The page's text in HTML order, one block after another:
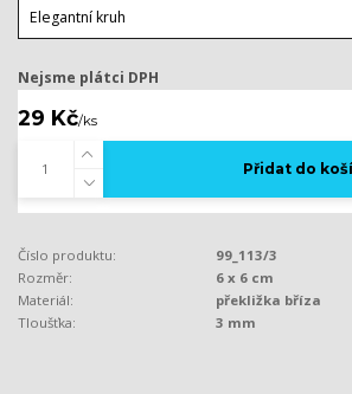
Nejsme plátci DPH
29 Kč/ks
Přidat do
Číslo produktu:
99_113/3
Rozměr:
6 x 6 cm
Materiál:
překližka bříza
Tloušťka:
3 mm